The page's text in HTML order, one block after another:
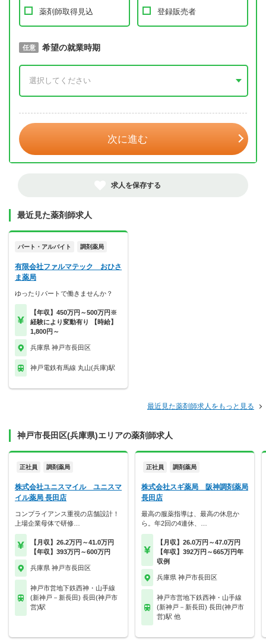
薬剤師取得見込 登録販売者
必須 取得予定年
任意 希望の就業時期
次に進む
求人を保存する
最近見た薬剤師求人
パート・アルバイト 調剤薬局
有限会社ファルマテック おひさ
ま薬局
ゆったりパートで働きませんか？
【年収】450万円～500万円※
経験により変動有り 【時給】
1,800円～
兵庫県 神戸市長田区
神戸電鉄有馬線 丸山(兵庫)駅
最近見た薬剤師求人をもっと見る
神戸市長田区(兵庫県)エリアの薬剤師求人
正社員 調剤薬局
株式会社ユニスマイル ユニスマ
イル薬局 長田店
コンプライアンス重視の店舗設計！
上場企業母体で研修…
【月収】26.2万円～41.0万円
【年収】393万円～600万円
兵庫県 神戸市長田区
神戸市営地下鉄西神・山手線
(新神戸－新長田) 長田(神戸市
営)駅
正社員 調剤薬局
株式会社スギ薬局 阪神調剤薬局
長田店
最高の服薬指導は、最高の休息か
ら。年2回の4連休、…
【月収】26.0万円～47.0万円
【年収】392万円～665万円年
収例
兵庫県 神戸市長田区
神戸市営地下鉄西神・山手線
(新神戸－新長田) 長田(神戸市
営)駅 他